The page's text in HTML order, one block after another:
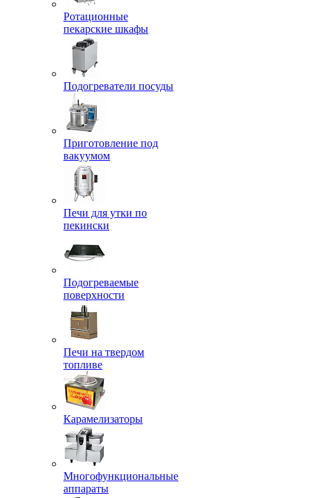
Ротационные
пекарские шкафы
Подогреватели посуды
Приготовление под
вакуумом
Печи для утки по
пекински
Подогреваемые
поверхности
Печи на твердом
топливе
Карамелизаторы
Многофункциональные
аппараты